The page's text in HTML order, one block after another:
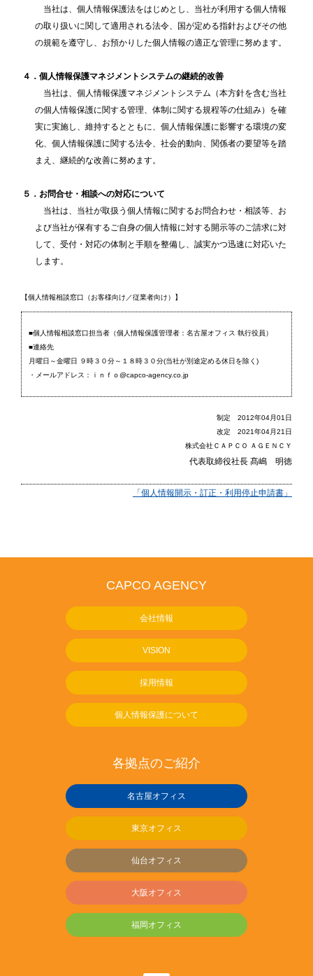
当社は、個人情報保護法をはじめとし、当社が利用する個人情報
の取り扱いに関して適用される法令、国が定める指針およびその他
の規範を遵守し、お預かりした個人情報の適正な管理に努めます。
４．個人情報保護マネジメントシステムの継続的改善
当社は、個人情報保護マネジメントシステム（本方針を含む当社
の個人情報保護に関する管理、体制に関する規程等の仕組み）を確
実に実施し、維持するとともに、個人情報保護に影響する環境の変
化、個人情報保護に関する法令、社会的動向、関係者の要望等を踏
まえ、継続的な改善に努めます。
５．お問合せ・相談への対応について
当社は、当社が取扱う個人情報に関するお問合わせ・相談等、お
よび当社が保有するご自身の個人情報に対する開示等のご請求に対
して、受付・対応の体制と手順を整備し、誠実かつ迅速に対応いた
します。
【個人情報相談窓口（お客様向け／従業者向け）】
■個人情報相談窓口担当者（個人情報保護管理者：名古屋オフィス 執行役員）
■連絡先
月曜日～金曜日 ９時３０分～１８時３０分(当社が別途定める休日を除く)
・メールアドレス：ｉｎｆｏ@capco-agency.co.jp
制定 2012年04月01日
改定 2021年04月21日
株式会社ＣＡＰＣＯ ＡＧＥＮＣＹ
代表取締役社長 髙嶋 明徳
「個人情報開示・訂正・利用停止申請書」
CAPCO AGENCY
会社情報
VISION
採用情報
個人情報保護について
各拠点のご紹介
名古屋オフィス
東京オフィス
仙台オフィス
大阪オフィス
福岡オフィス